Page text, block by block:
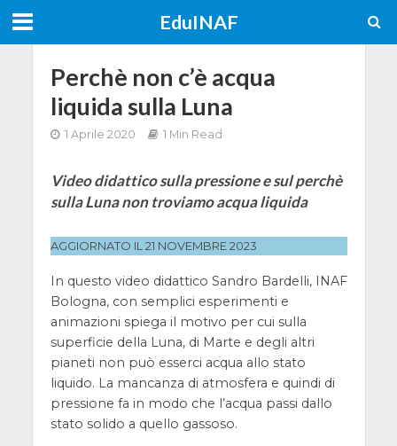
EduINAF
Perchè non c’è acqua
liquida sulla Luna
1 Aprile 2020 1 Min Read
Video didattico sulla pressione e sul perchè
sulla Luna non troviamo acqua liquida
AGGIORNATO IL 21 NOVEMBRE 2023
In questo video didattico Sandro Bardelli, INAF
Bologna, con semplici esperimenti e
animazioni spiega il motivo per cui sulla
superficie della Luna, di Marte e degli altri
pianeti non può esserci acqua allo stato
liquido. La mancanza di atmosfera e quindi di
pressione fa in modo che l’acqua passi dallo
stato solido a quello gassoso.